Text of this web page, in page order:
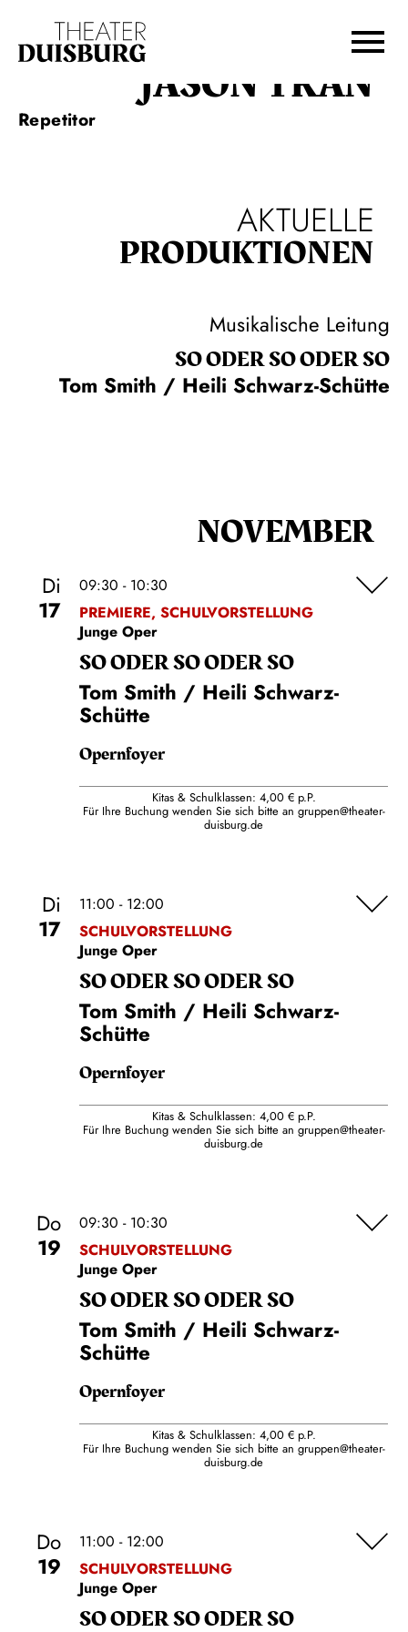
Zur Hauptnavigation springen
Zum Footer springen JASON TRAN
Repetitor
AKTUELLE
PRODUKTIONEN
Musikalische Leitung
SO ODER SO ODER SO
Tom Smith / Heili Schwarz-Schütte
NOVEMBER
Di
17
09:30 - 10:30
PREMIERE, SCHULVORSTELLUNG
Junge Oper
SO ODER SO ODER SO
Tom Smith / Heili Schwarz-
Schütte
Opernfoyer
Kitas & Schulklassen: 4,00 € p.P.
Für Ihre Buchung wenden Sie sich bitte an gruppen@theater-
duisburg.de
Di
17
11:00 - 12:00
SCHULVORSTELLUNG
Junge Oper
SO ODER SO ODER SO
Tom Smith / Heili Schwarz-
Schütte
Opernfoyer
Kitas & Schulklassen: 4,00 € p.P.
Für Ihre Buchung wenden Sie sich bitte an gruppen@theater-
duisburg.de
Do
19
09:30 - 10:30
SCHULVORSTELLUNG
Junge Oper
SO ODER SO ODER SO
Tom Smith / Heili Schwarz-
Schütte
Opernfoyer
Kitas & Schulklassen: 4,00 € p.P.
Für Ihre Buchung wenden Sie sich bitte an gruppen@theater-
duisburg.de
Do
19
11:00 - 12:00
SCHULVORSTELLUNG
Junge Oper
SO ODER SO ODER SO